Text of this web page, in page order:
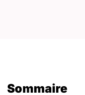
Sommaire